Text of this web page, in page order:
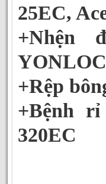
25EC,
+Nhện
+Rệp
+Bệnh rỉ
320EC